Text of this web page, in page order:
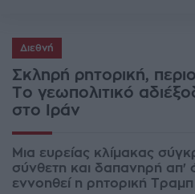
Διεθνή
Σκληρή ρητορική,
Το γεωπολιτικό
στο Ιράν
Μια ευρείας κλίμακας
σύνθετη και δαπανηρή απ'
εννοηθεί η ρητορική Τραμπ